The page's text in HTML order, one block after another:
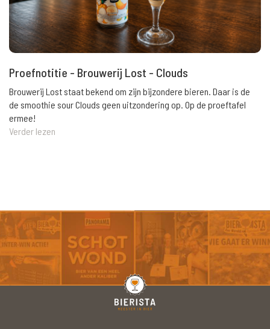
Proefnotitie - Brouwerij Lost - Clouds
Brouwerij Lost staat bekend om zijn bijzondere bieren. Daar is de
de smoothie sour Clouds geen uitzondering op. Op de proeftafel
ermee!
Verder lezen